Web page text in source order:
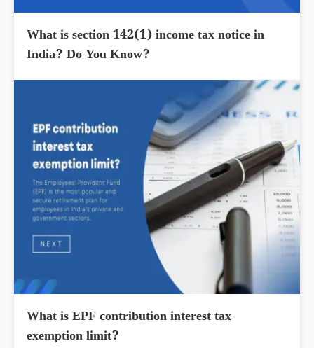
What is section 142(1) income tax notice in
India? Do You Know?
What is EPF contribution interest tax
exemption limit?